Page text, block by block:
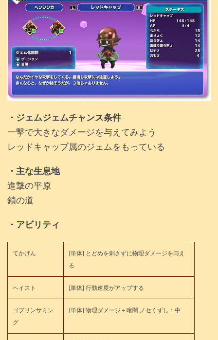
・ジェムジェムチャンス条件
一撃で大きなダメージを与えてみよう
レッドキャップ属のジェムをもっている
・主な生息地
進撃の平原
鎖の道
・アビリティ
てかげん
[単体] とどめを刺さずに物理ダメージを与え
る
ヘイスト [単体] 行動速度がアップする
ゴブリンサミン
グ
[単体] 物理ダメージ＋暗闇 ノセくずし：中